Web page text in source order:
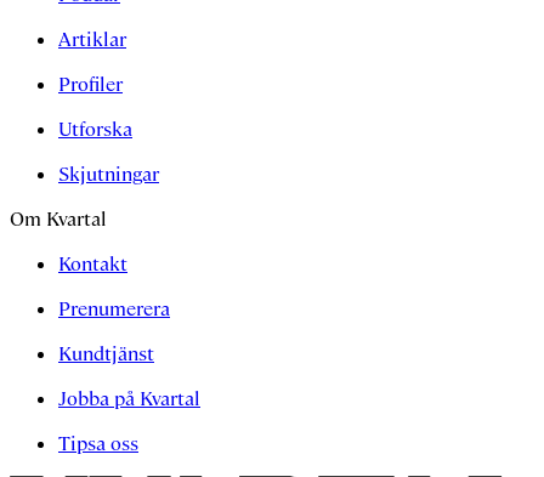
Artiklar
Profiler
Utforska
Skjutningar
Om Kvartal
Kontakt
Prenumerera
Kundtjänst
Jobba på Kvartal
Tipsa oss